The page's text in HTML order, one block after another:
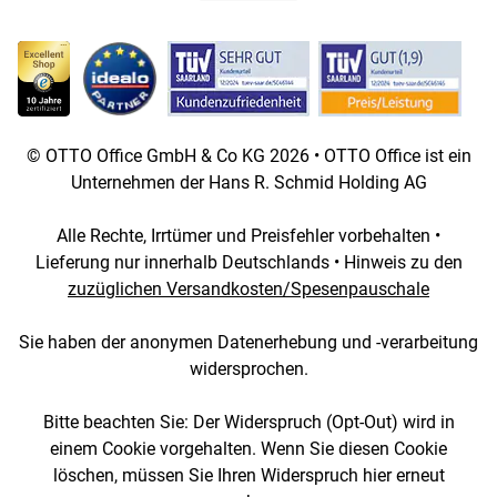
© OTTO Office GmbH & Co KG 2026 • OTTO Office ist ein
Unternehmen der Hans R. Schmid Holding AG
Alle Rechte, Irrtümer und Preisfehler vorbehalten •
Lieferung nur innerhalb Deutschlands • Hinweis zu den
zuzüglichen Versandkosten/Spesenpauschale
Sie haben der anonymen Datenerhebung und -verarbeitung
widersprochen.
Bitte beachten Sie: Der Widerspruch (Opt-Out) wird in
einem Cookie vorgehalten. Wenn Sie diesen Cookie
löschen, müssen Sie Ihren Widerspruch hier erneut